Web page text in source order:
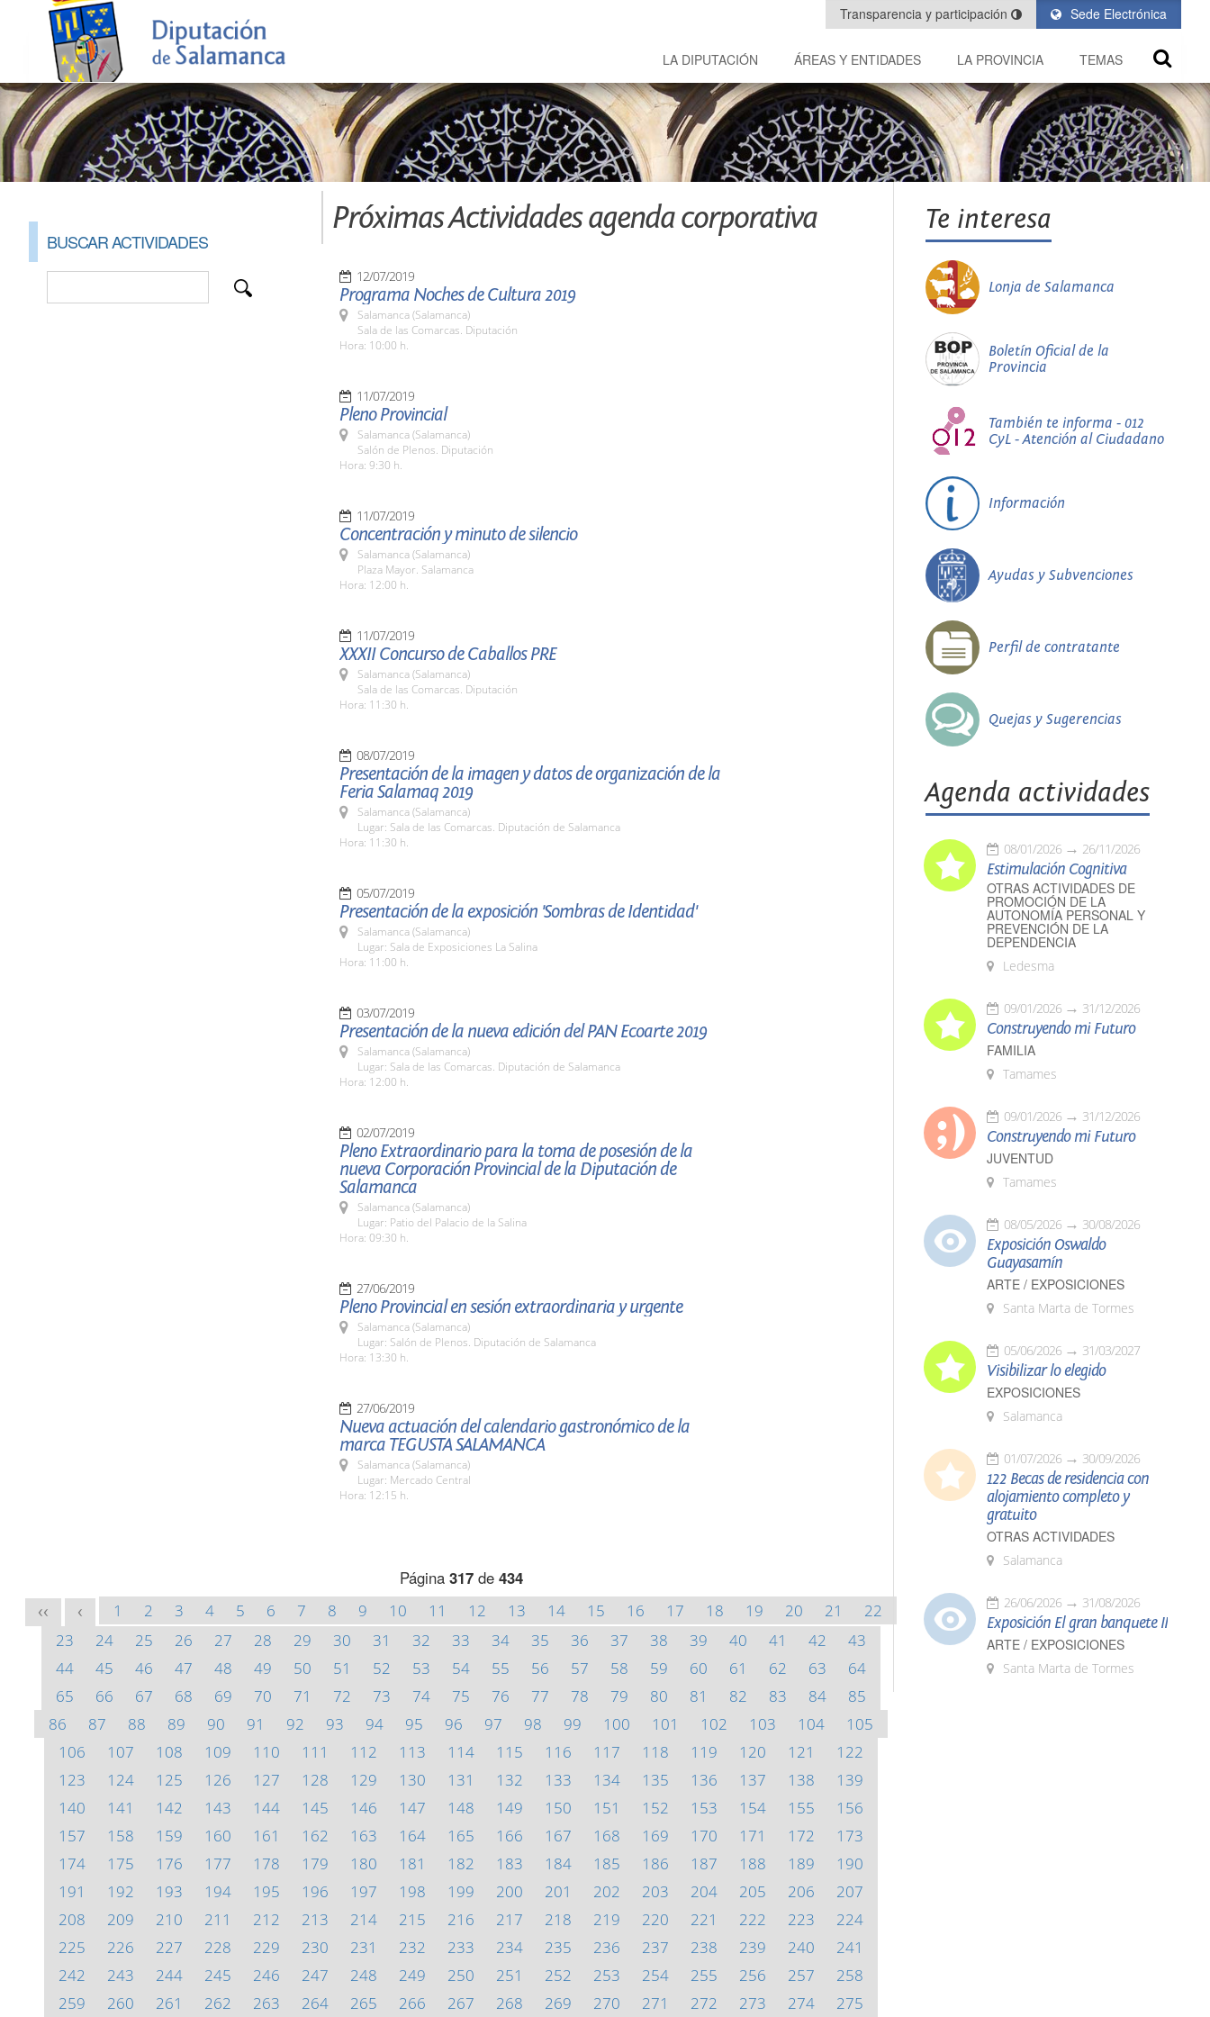
Sede Electrónica
Transparencia y participación
LA DIPUTACIÓN ÁREAS Y ENTIDADES LA PROVINCIA TEMAS
BUSCAR ACTIVIDADES
Próximas Actividades agenda corporativa
12/07/2019
Programa Noches de Cultura 2019
Salamanca (Salamanca)
Sala de las Comarcas. Diputación
Hora: 10:00 h.
11/07/2019
Pleno Provincial
Salamanca (Salamanca)
Salón de Plenos. Diputación
Hora: 9:30 h.
11/07/2019
Concentración y minuto de silencio
Salamanca (Salamanca)
Plaza Mayor. Salamanca
Hora: 12:00 h.
11/07/2019
XXXII Concurso de Caballos PRE
Salamanca (Salamanca)
Sala de las Comarcas. Diputación
Hora: 11:30 h.
08/07/2019
Presentación de la imagen y datos de organización de la
Feria Salamaq 2019
Salamanca (Salamanca)
Lugar: Sala de las Comarcas. Diputación de Salamanca
Hora: 11:30 h.
05/07/2019
Presentación de la exposición 'Sombras de Identidad'
Salamanca (Salamanca)
Lugar: Sala de Exposiciones La Salina
Hora: 11:00 h.
03/07/2019
Presentación de la nueva edición del PAN Ecoarte 2019
Salamanca (Salamanca)
Lugar: Sala de las Comarcas. Diputación de Salamanca
Hora: 12:00 h.
02/07/2019
Pleno Extraordinario para la toma de posesión de la
nueva Corporación Provincial de la Diputación de
Salamanca
Salamanca (Salamanca)
Lugar: Patio del Palacio de la Salina
Hora: 09:30 h.
27/06/2019
Pleno Provincial en sesión extraordinaria y urgente
Salamanca (Salamanca)
Lugar: Salón de Plenos. Diputación de Salamanca
Hora: 13:30 h.
27/06/2019
Nueva actuación del calendario gastronómico de la
marca TEGUSTA SALAMANCA
Salamanca (Salamanca)
Lugar: Mercado Central
Hora: 12:15 h.
Página 317de 434
<< < 1 2 3 4 5 6 7 8 9 10 11 12 13 14 15 16 17 18 19 20 21
22
23
24 25 26 27 28 29 30 31 32 33 34 35 36 37 38 39 40 41 42
43
44
45 46 47 48 49 50 51 52 53 54 55 56 57 58 59 60 61 62 63
64
65
66 67 68 69 70 71 72 73 74 75 76 77 78 79 80 81 82 83 84
85
86
87 88 89 90 91 92 93 94 95 96 97 98 99 100 101 102 103 104
105
106
107 108 109 110 111 112 113 114 115 116 117 118 119 120 121
122
123
124 125 126 127 128 129 130 131 132 133 134 135 136 137 138
139
140
141 142 143 144 145 146 147 148 149 150 151 152 153 154 155
156
157
158 159 160 161 162 163 164 165 166 167 168 169 170 171 172
173
174
175 176 177 178 179 180 181 182 183 184 185 186 187 188 189
190
191
192 193 194 195 196 197 198 199 200 201 202 203 204 205 206
207
208
209 210 211 212 213 214 215 216 217 218 219 220 221 222 223
224
225
226 227 228 229 230 231 232 233 234 235 236 237 238 239 240
241
242
243 244 245 246 247 248 249 250 251 252 253 254 255 256 257
258
259
260 261 262 263 264 265 266 267 268 269 270 271 272 273 274 275
Te interesa
Lonja de Salamanca
Boletín Oficial de la
Provincia
También te informa - 012
CyL - Atención al Ciudadano
Información
Ayudas y Subvenciones
Perfil de contratante
Quejas y Sugerencias
Agenda actividades
08/01/2026 26/11/2026
Estimulación Cognitiva
OTRAS ACTIVIDADES DE
PROMOCIÓN DE LA
AUTONOMÍA PERSONAL Y
PREVENCIÓN DE LA
DEPENDENCIA
Ledesma
09/01/2026 31/12/2026
Construyendo mi Futuro
FAMILIA
Tamames
09/01/2026 31/12/2026
Construyendo mi Futuro
JUVENTUD
Tamames
08/05/2026 30/08/2026
Exposición Oswaldo
Guayasamín
ARTE / EXPOSICIONES
Santa Marta de Tormes
05/06/2026 31/03/2027
Visibilizar lo elegido
EXPOSICIONES
Salamanca
01/07/2026 30/09/2026
122 Becas de residencia con
alojamiento completo y
gratuito
OTRAS ACTIVIDADES
Salamanca
26/06/2026 31/08/2026
Exposición El gran banquete II
ARTE / EXPOSICIONES
Santa Marta de Tormes